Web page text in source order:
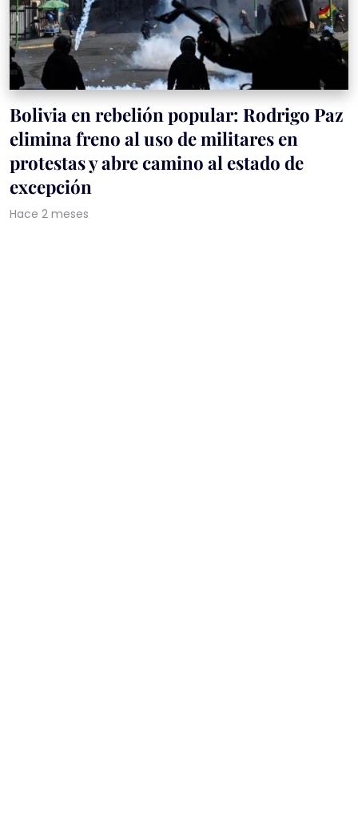
Bolivia en rebelión popular: Rodrigo Paz
elimina freno al uso de militares en
protestas y abre camino al estado de
excepción
Hace 2 meses